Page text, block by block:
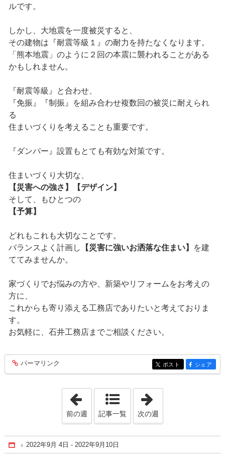
ルです。
しかし、大地震を一度被災すると、
その建物は『耐震等級１』の耐力を持たなくなります。
「熊本地震」のように２回の本震に襲われることがある
かもしれません。
『耐震等級』と合わせ、
『免振』『制振』を組み合わせ複数回の被災に耐えられ
る
住まいづくりを考えることも重要です。
『ダンパー』設置もとても有効な対策です。
住まいづくり大切な、
【災害への強さ】【デザイン】
そして、もひとつの
【予算】
どれもこれも大切なことです。
バランスよく計画し
【災害に強いお洒落な住まい】
を建
ててみませんか。
家づくりでお悩みの方や、新築やリフォームをお考えの
方に、
これからも寄り添える工務店でありたいと考えておりま
す。
お気軽に、石井工務店までご相談ください。
entry244
パーマリンク entry244
ポスト entry244
シェア
「2022年8月28日 - 2022年9月 3日」
前の週 記事一覧 次の週
Home
2022年9月 4日 - 2022年9月10日